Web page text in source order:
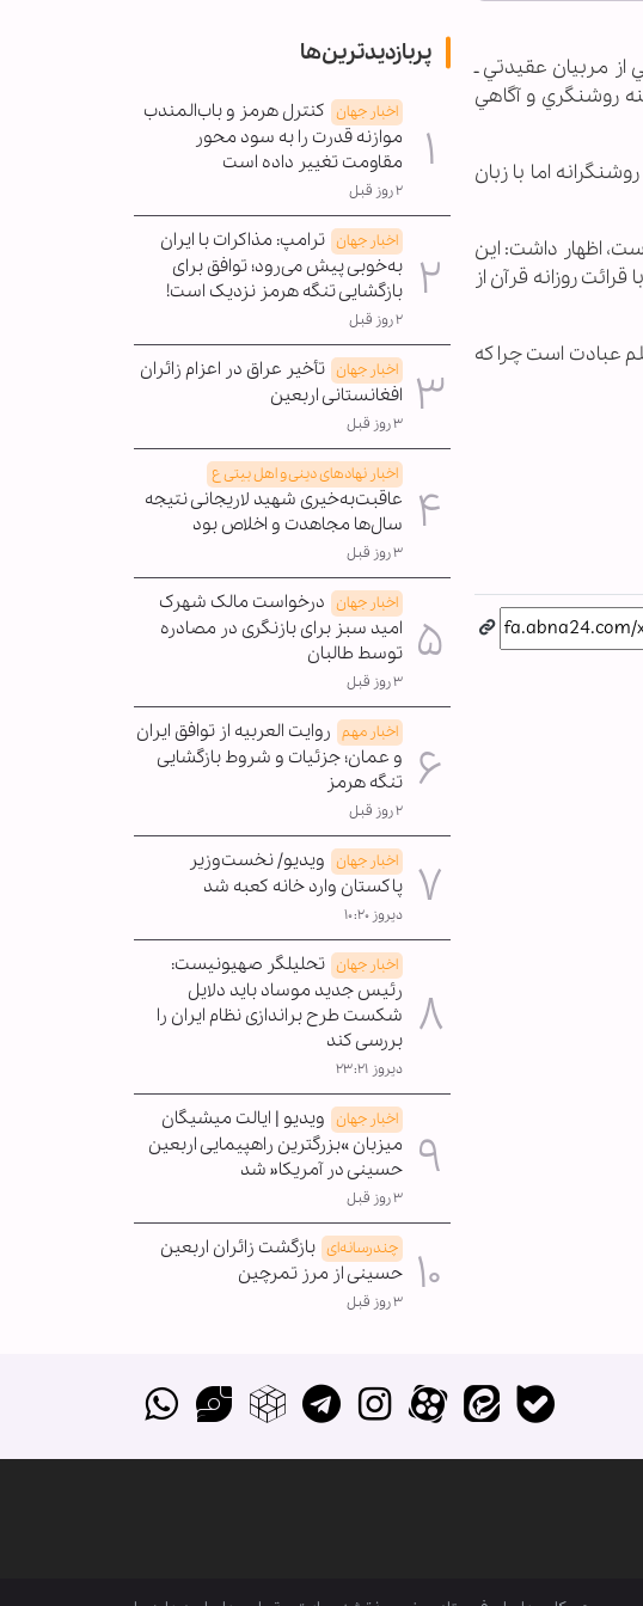
مربيان عقيدتي ـ
روشنگري و آگاهي
اما با زبان
اظهار داشت: اين
روزانه قرآن از
عبادت است چرا كه
پربازدیدترین‌ها
اخبار جهان کنترل هرمز و باب‌المندب
موازنه قدرت را به سود محور
مقاومت تغییر داده است
۲ روز قبل
اخبار جهان ترامپ: مذاکرات با ایران
به‌خوبی پیش می‌رود؛ توافق برای
بازگشایی تنگه هرمز نزدیک است!
۲ روز قبل
اخبار جهان تأخیر عراق در اعزام زائران
افغانستانی اربعین
۳ روز قبل
اخبار نهادهای دینی و اهل بیتی ع
عاقبت‌به‌خیری شهید لاریجانی نتیجه
سال‌ها مجاهدت و اخلاص بود
۳ روز قبل
اخبار جهان درخواست مالک شهرک
امید سبز برای بازنگری در مصادره
توسط طالبان
۳ روز قبل
اخبار مهم روایت العربیه از توافق ایران
و عمان؛ جزئیات و شروط بازگشایی
تنگه هرمز
۲ روز قبل
اخبار جهان ویدیو/ نخست‌وزیر
پاکستان وارد خانه کعبه شد
دیروز ۱۰:۲۰
اخبار جهان تحلیلگر صهیونیست:
رئیس جدید موساد باید دلایل
شکست طرح براندازی نظام ایران را
بررسی کند
دیروز ۲۳:۲۱
اخبار جهان ویدیو | ایالت میشیگان
میزبان »بزرگترین راهپیمایی اربعین
حسینی در آمریکا« شد
۳ روز قبل
چندرسانه‌ای بازگشت زائران اربعین
حسینی از مرز تمرچین
۳ روز قبل